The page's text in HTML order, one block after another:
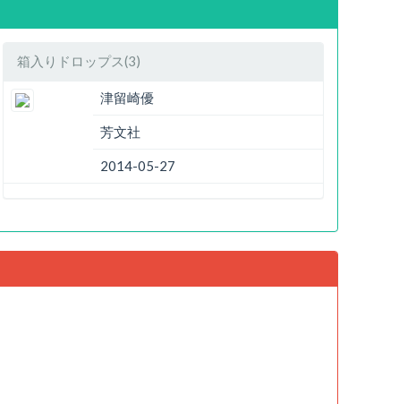
箱入りドロップス(3)
津留崎優
芳文社
2014-05-27